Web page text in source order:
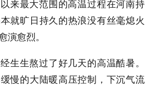
来最大范围的高温过程在河南持
就旷日持久的热浪没有丝毫熄火
演愈烈。
生生熬过了好几天的高温酷暑。
慢的大陆暖高压控制，下沉气流